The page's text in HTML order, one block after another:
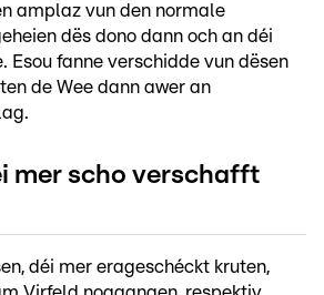
amplaz vun den normale
dës dono dann och an déi
Esou fanne verschidde vun dësen
de Wee dann awer an
mer scho verschafft
déi mer erageschéckt kruten,